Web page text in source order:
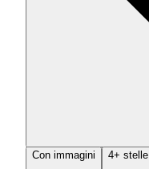
Con immagini 4+ stelle